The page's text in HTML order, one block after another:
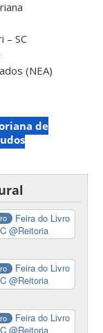
– SC
(NEA)
de
Feira do Livro
@Reitoria
Feira do Livro
@Reitoria
Feira do Livro
@Reitoria